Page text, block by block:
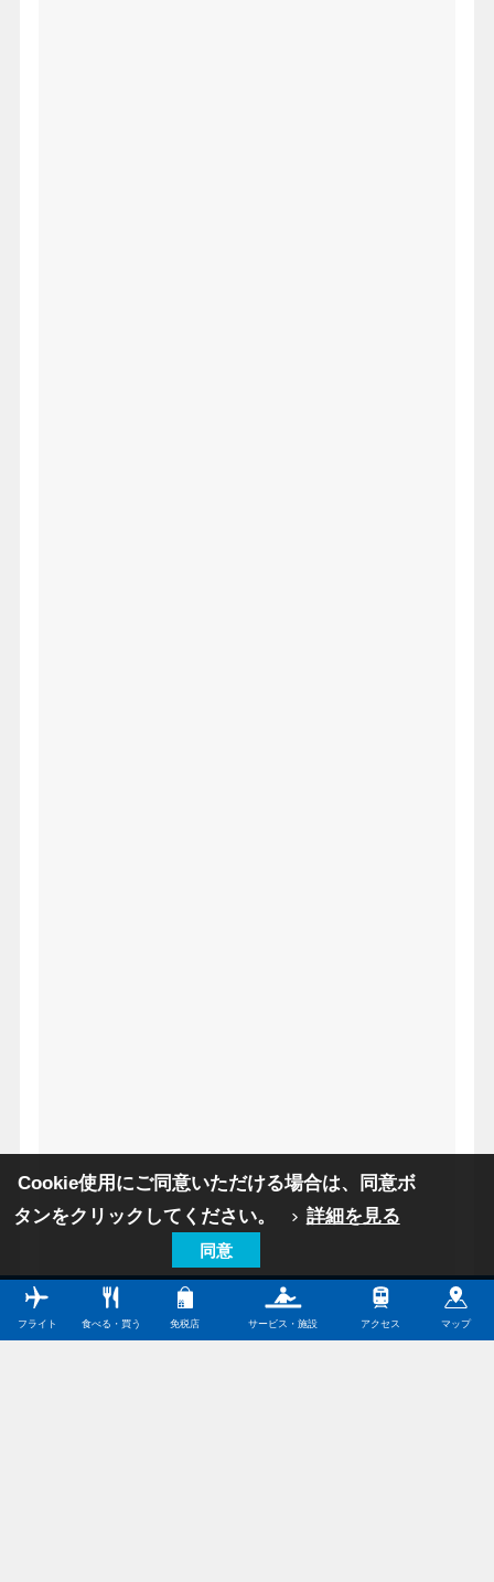
Cookie使用にご同意いただける場合は、同意ボ
タンをクリックしてください。
詳細を見る
同意
フライト 食べる・買う 免税店 サービス・施設 アクセス マップ